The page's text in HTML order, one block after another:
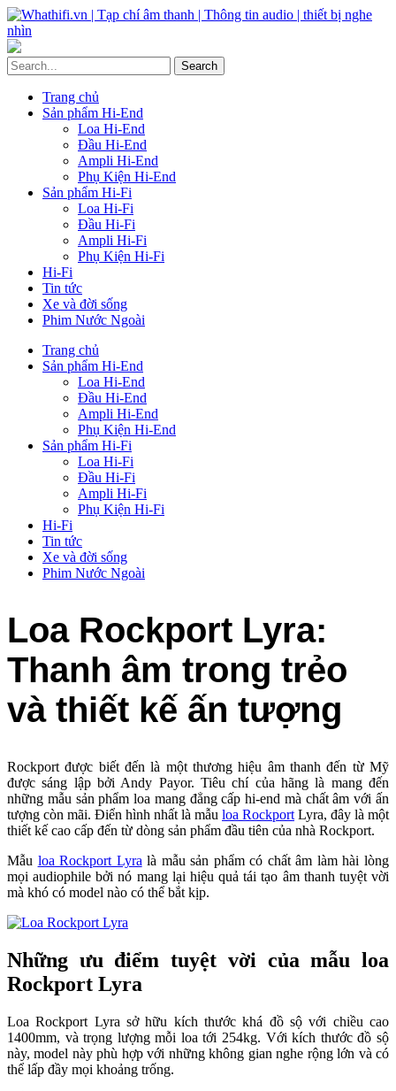
Trang chủ
Sản phẩm Hi-End
Loa Hi-End
Đầu Hi-End
Ampli Hi-End
Phụ Kiện Hi-End
Sản phẩm Hi-Fi
Loa Hi-Fi
Đầu Hi-Fi
Ampli Hi-Fi
Phụ Kiện Hi-Fi
Hi-Fi
Tin tức
Xe và đời sống
Phim Nước Ngoài
Trang chủ
Sản phẩm Hi-End
Loa Hi-End
Đầu Hi-End
Ampli Hi-End
Phụ Kiện Hi-End
Sản phẩm Hi-Fi
Loa Hi-Fi
Đầu Hi-Fi
Ampli Hi-Fi
Phụ Kiện Hi-Fi
Hi-Fi
Tin tức
Xe và đời sống
Phim Nước Ngoài
Loa Rockport Lyra:
Thanh âm trong trẻo
và thiết kế ấn tượng
Rockport được biết đến là một thương hiệu âm thanh đến từ Mỹ
được sáng lập bởi Andy Payor. Tiêu chí của hãng là mang đến
những mẫu sản phẩm loa mang đẳng cấp hi-end mà chất âm với ấn
tượng còn mãi. Điển hình nhất là mẫu loa Rockport Lyra, đây là một
thiết kế cao cấp đến từ dòng sản phẩm đầu tiên của nhà Rockport.
Mẫu loa Rockport Lyra là mẫu sản phẩm có chất âm làm hài lòng
mọi audiophile bởi nó mang lại hiệu quả tái tạo âm thanh tuyệt vời
mà khó có model nào có thể bắt kịp.
Những ưu điểm tuyệt vời của mẫu loa
Rockport Lyra
Loa Rockport Lyra sở hữu kích thước khá đồ sộ với chiều cao
1400mm, và trọng lượng mỗi loa tới 254kg. Với kích thước đồ sộ
này, model này phù hợp với những không gian nghe rộng lớn và có
thể lấp đầy mọi khoảng trống.